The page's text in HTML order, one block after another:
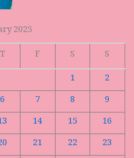
2025
T F S
S
1
2
6 7 8
9
14 15
16
21 22
23